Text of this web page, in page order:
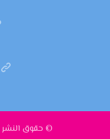
© حقوق النشر 2026. كل الحقوق محفوظة.